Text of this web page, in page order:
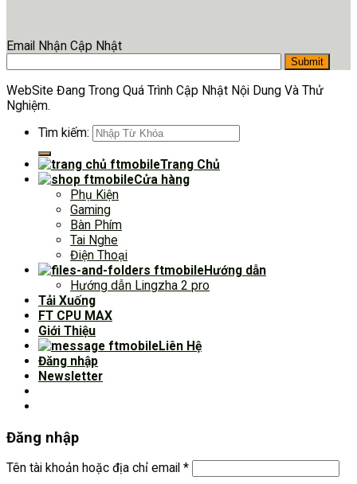
Email Nhận Cập Nhật
WebSite Đang Trong Quá Trình Cập Nhật Nội Dung Và Thử
Nghiệm.
Tìm kiếm:
Trang Chủ
Cửa hàng
Phụ Kiện
Gaming
Bàn Phím
Tai Nghe
Điện Thoại
Hướng dẫn
Hướng dẫn Lingzha 2 pro
Tải Xuống
FT CPU MAX
Giới Thiệu
Liên Hệ
Đăng nhập
Newsletter
Đăng nhập
Tên tài khoản hoặc địa chỉ email *